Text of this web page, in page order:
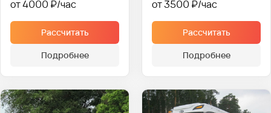
от 4000 ₽
Рассчитать
Подробнее
от 3500 ₽
Рассчитать
Подробнее